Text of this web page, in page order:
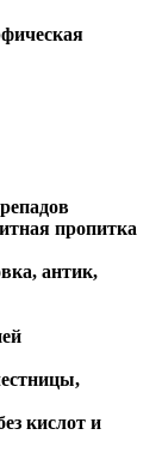
пропитка
антик,
кислот и